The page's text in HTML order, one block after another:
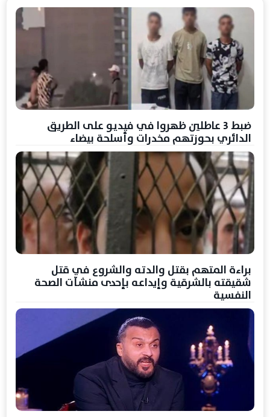
ضبط 3 عاطلين ظهروا في فيديو على الطريق
الدائري بحوزتهم مخدرات وأسلحة بيضاء
براءة المتهم بقتل والدته والشروع في قتل
شقيقته بالشرقية وإيداعه بإحدى منشآت الصحة
النفسية